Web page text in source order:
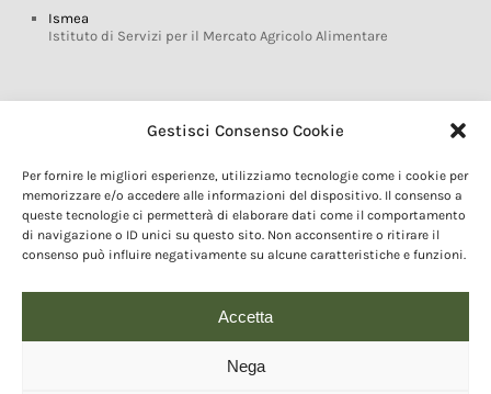
Gestisci Consenso Cookie
Per fornire le migliori esperienze, utilizziamo tecnologie come i cookie per
memorizzare e/o accedere alle informazioni del dispositivo. Il consenso a
queste tecnologie ci permetterà di elaborare dati come il comportamento
di navigazione o ID unici su questo sito. Non acconsentire o ritirare il
consenso può influire negativamente su alcune caratteristiche e funzioni.
Accetta
Nega
Ismea
Istituto di Servizi per il Mercato Agricolo Alimentare
Glossario DOP IGP
Marchi DOP IGP
Normativa prodotti DOP IGP
Consorzi di Tutela
Farm To Fork e prodotti DOP IGP